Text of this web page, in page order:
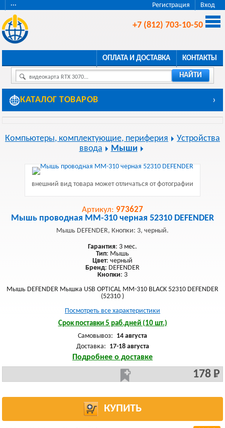
Регистрация Вход
···
+7 (812) 703-10-50
ОПЛАТА И ДОСТАВКА КОНТАКТЫ
видеокарта RTX 3070... НАЙТИ
КАТАЛОГ ТОВАРОВ ›
Компьютеры, комплектующие, периферия
Устройства
ввода
Мыши
внешний вид товара может отличаться от фотографии
Артикул: 973627
Мышь проводная MM-310 черная 52310 DEFENDER
Мышь DEFENDER, Кнопки: 3, черный.
Гарантия: 3 мес.
Тип: Мышь
Цвет: черный
Бренд: DEFENDER
Кнопки: 3
Мышь DEFENDER Мышка USB OPTICAL MM-310 BLACK 52310 DEFENDER
(52310 )
Посмотреть все характеристики
Срок поставки 5 раб.дней (10 шт.)
Самовывоз: 14 августа
Доставка: 17-18 августа
Подробнее о доставке
178 Р
КУПИТЬ